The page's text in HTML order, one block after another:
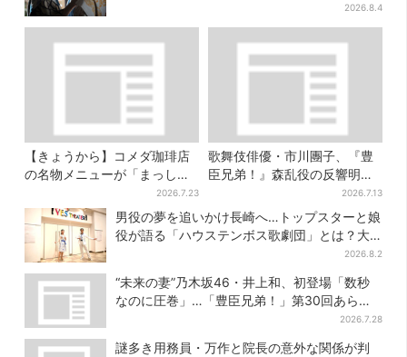
2026.8.4
【きょうから】コメダ珈琲店
の名物メニューが「まっし
ろ」に…期間限定の2品が登場
2026.7.23
歌舞伎俳優・市川團子、『豊
臣兄弟！』森乱役の反響明か
す「素顔の芝居が新鮮と…」
2026.7.13
男役の夢を追いかけ長崎へ…トップスターと娘
役が語る「ハウステンボス歌劇団」とは？大
2026.8.2
“未来の妻”乃木坂46・井上和、初登場「数秒
なのに圧巻」…「豊臣兄弟！」第30回あらす
2026.7.28
謎多き用務員・万作と院長の意外な関係が判